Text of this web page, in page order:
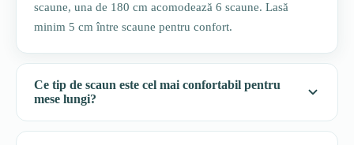
scaune, una de 180 cm acomodează 6 scaune. Lasă
minim 5 cm între scaune pentru confort.
Ce tip de scaun este cel mai confortabil pentru
mese lungi?